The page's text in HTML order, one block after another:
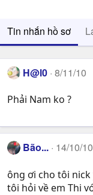
Tin nhắn hồ sơ
H@l0 8/11/10
Phải Nam ko ?
Bão... 14/10/10
ông ơi cho tôi nick
tôi hỏi về em Thi